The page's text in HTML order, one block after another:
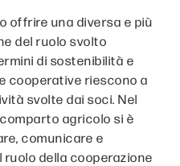
offrire una diversa e più
del ruolo svolto
di sostenibilità e
cooperative riescono a
svolte dai soci. Nel
agricolo si è
comunicare e
ruolo della cooperazione